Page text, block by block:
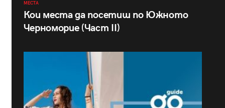
МЕСТА
Кои места да посетиш по Южното
Черноморие (Част II)